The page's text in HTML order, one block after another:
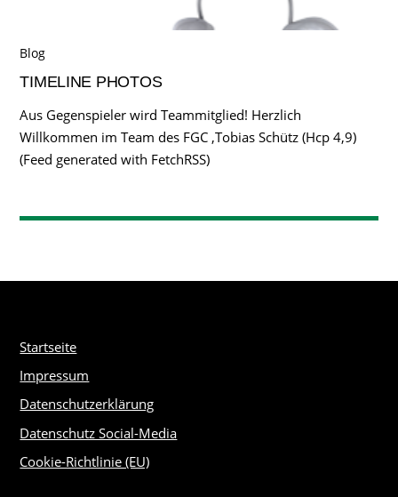
Blog
TIMELINE PHOTOS
Aus Gegenspieler wird Teammitglied! Herzlich
Willkommen im Team des FGC ,Tobias Schütz (Hcp 4,9)
(Feed generated with FetchRSS)
Startseite
Impressum
Datenschutzerklärung
Datenschutz Social-Media
Cookie-Richtlinie (EU)